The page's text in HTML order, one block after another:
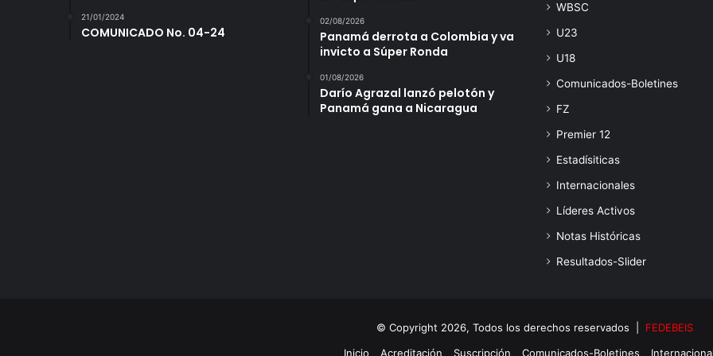
21/01/2024
COMUNICADO No. 04-24
02/08/2026
Panamá derrota a Colombia y va
invicto a Súper Ronda
01/08/2026
Darío Agrazal lanzó pelotón y
Panamá gana a Nicaragua
WBSC
U23
U18
Comunicados-Boletines
FZ
Premier 12
Estadísiticas
Internacionales
Líderes Activos
Notas Históricas
Resultados-Slider
© Copyright 2026, Todos los derechos reservados | FEDEBEIS
Inicio
Acreditación Suscripción Comunicados-Boletines